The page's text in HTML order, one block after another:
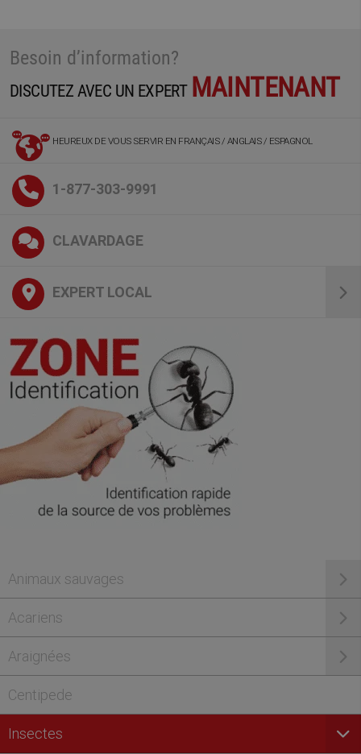
Besoin d’information?
DISCUTEZ AVEC UN EXPERT MAINTENANT
HEUREUX DE VOUS SERVIR EN FRANÇAIS / ANGLAIS / ESPAGNOL
1-877-303-9991
CLAVARDAGE
EXPERT LOCAL
Animaux sauvages
Acariens
Araignées
Centipede
Insectes